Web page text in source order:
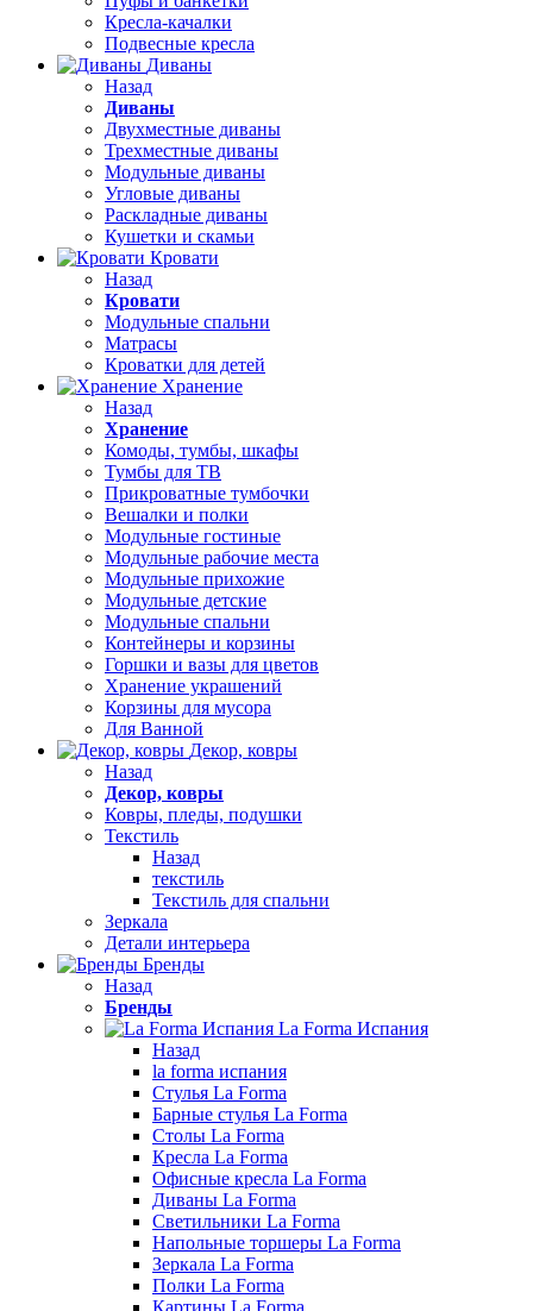
Кресла-качалки
Подвесные кресла
Диваны
Назад
Диваны
Двухместные диваны
Трехместные диваны
Модульные диваны
Угловые диваны
Раскладные диваны
Кушетки и скамьи
Кровати
Назад
Кровати
Модульные спальни
Матрасы
Кроватки для детей
Хранение
Назад
Хранение
Комоды, тумбы, шкафы
Тумбы для ТВ
Прикроватные тумбочки
Вешалки и полки
Модульные гостиные
Модульные рабочие места
Модульные прихожие
Модульные детские
Модульные спальни
Контейнеры и корзины
Горшки и вазы для цветов
Хранение украшений
Корзины для мусора
Для Ванной
Декор, ковры
Назад
Декор, ковры
Ковры, пледы, подушки
Текстиль
Назад
текстиль
Текстиль для спальни
Зеркала
Детали интерьера
Бренды
Назад
Бренды
La Forma Испания
Назад
la forma испания
Стулья La Forma
Барные стулья La Forma
Столы La Forma
Кресла La Forma
Офисные кресла La Forma
Диваны La Forma
Светильники La Forma
Напольные торшеры La Forma
Зеркала La Forma
Полки La Forma